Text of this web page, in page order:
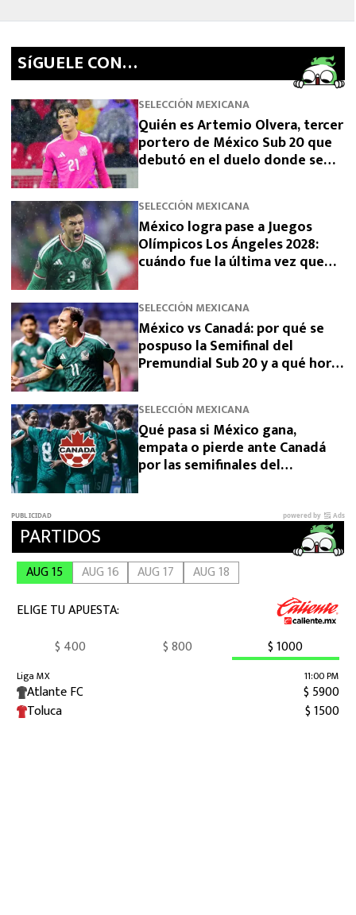
SíGUELE CON…
SELECCIÓN MEXICANA
Quién es Artemio Olvera, tercer
portero de México Sub 20 que
debutó en el duelo donde se
SELECCIÓN MEXICANA
México logra pase a Juegos
Olímpicos Los Ángeles 2028:
cuándo fue la última vez que
SELECCIÓN MEXICANA
México vs Canadá: por qué se
pospuso la Semifinal del
Premundial Sub 20 y a qué hora
SELECCIÓN MEXICANA
Qué pasa si México gana,
empata o pierde ante Canadá
por las semifinales del